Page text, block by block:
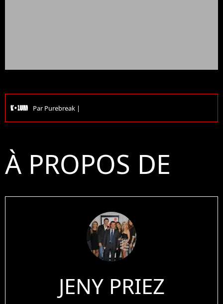
ParPurebreak |
À PROPOS DE
JENY PRIEZ